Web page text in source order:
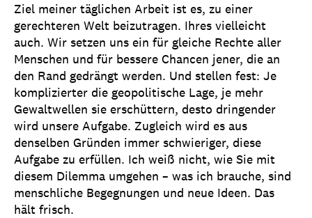
Ziel meiner täglichen Arbeit ist es, zu einer
gerechteren Welt beizutragen. Ihres vielleicht
auch. Wir setzen uns ein für gleiche Rechte aller
Menschen und für bessere Chancen jener, die an
den Rand gedrängt werden. Und stellen fest: Je
komplizierter die geopolitische Lage, je mehr
Gewaltwellen sie erschüttern, desto dringender
wird unsere Aufgabe. Zugleich wird es aus
denselben Gründen immer schwieriger, diese
Aufgabe zu erfüllen. Ich weiß nicht, wie Sie mit
diesem Dilemma umgehen – was ich brauche, sind
menschliche Begegnungen und neue Ideen. Das
hält frisch.